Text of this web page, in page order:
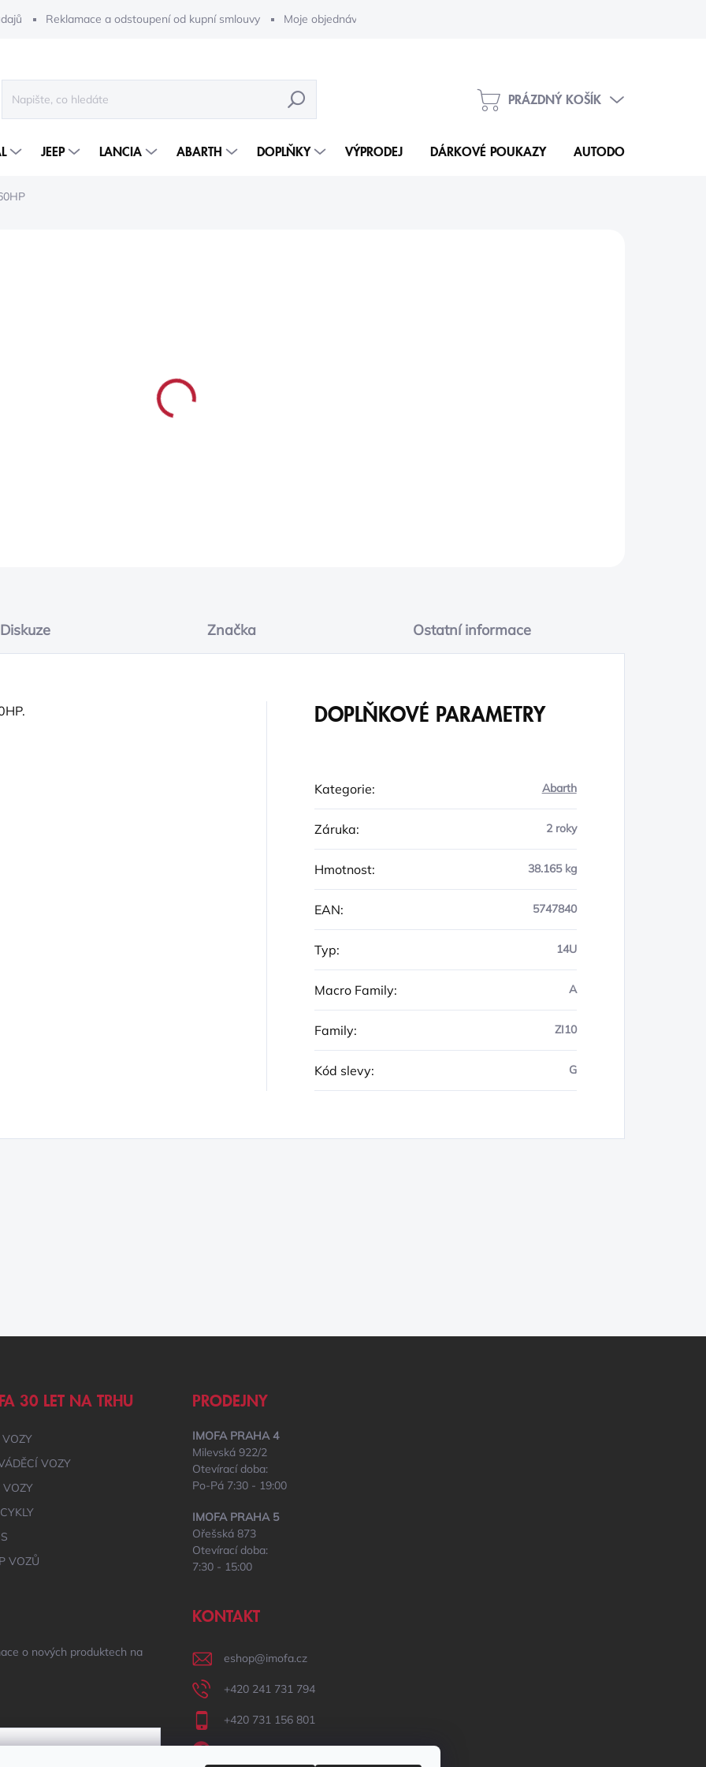
Reklamace a odstoupení od kupní smlouvy Moje objednávka
HLEDAT
NÁKUPNÍ
PRÁZDNÝ KOŠÍK
JEEP LANCIA ABARTH DOPLŇKY VÝPRODEJ DÁRKOVÉ POUKAZY AUTODOPLŇKY
Diskuze Značka Ostatní informace
DOPLŇKOVÉ PARAMETRY
Kategorie: Abarth
Záruka: 2 roky
Hmotnost: 38.165 kg
EAN: 5747840
Typ: 14U
Macro Family: A
Family: ZI10
Kód slevy: G
30 LET NA TRHU
VOZY
VOZY
VOZŮ
PRODEJNY
IMOFA PRAHA 4
Milevská 922/2
Otevírací doba:
Po-Pá 7:30 - 19:00
IMOFA PRAHA 5
Ořešská 873
Otevírací doba:
7:30 - 15:00
o nových produktech na
KONTAKT
eshop@imofa.cz
+420 241 731 794
+420 731 156 801
IMOFA Facebook